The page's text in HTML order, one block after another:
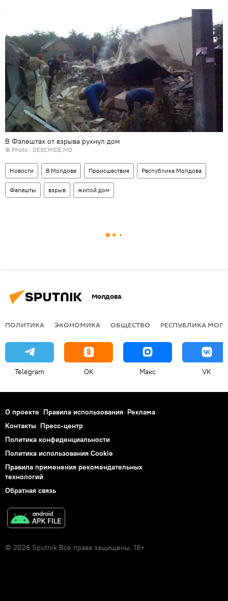
В Фэлештах от взрыва рухнул дом
© Photo : DESCHIDE.MD
Новости В Молдове Происшествия Республика Молдова
Фалешты взрыв жилой дом
Молдова
ПОЛИТИКА ЭКОНОМИКА ОБЩЕСТВО РЕСПУБЛИКА
Telegram OK Макс VK
О проекте Правила использования Реклама
Контакты Пресс-центр
Политика конфиденциальности
Политика использования Cookie
Правила применения рекомендательных
технологий
Обратная связь
© 2026 Sputnik Все права защищены. 18+